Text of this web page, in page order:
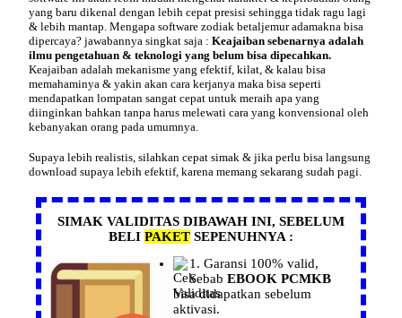
yang baru dikenal dengan lebih cepat presisi sehingga tidak ragu lagi
& lebih mantap. Mengapa software zodiak betaljemur adamakna bisa
dipercaya? jawabannya singkat saja : Keajaiban sebenarnya adalah
ilmu pengetahuan & teknologi yang belum bisa dipecahkan.
Keajaiban adalah mekanisme yang efektif, kilat, & kalau bisa
memahaminya & yakin akan cara kerjanya maka bisa seperti
mendapatkan lompatan sangat cepat untuk meraih apa yang
diinginkan bahkan tanpa harus melewati cara yang konvensional oleh
kebanyakan orang pada umumnya.
Supaya lebih realistis, silahkan cepat simak & jika perlu bisa langsung
download supaya lebih efektif, karena memang sekarang sudah pagi.
SIMAK VALIDITAS DIBAWAH INI, SEBELUM
BELI PAKET SEPENUHNYA :
1.Garansi 100% valid,
SebabEBOOK PCMKB
bisa didapatkan sebelum
aktivasi.